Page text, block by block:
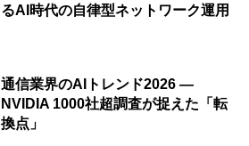
るAI時代の自律型ネットワーク運用
通信業界のAIトレンド2026 ―
NVIDIA 1000社超調査が捉えた「転
換点」